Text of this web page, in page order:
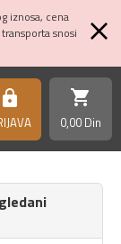
iznosa, cena
snosi
https shopping_cart
0,00 Din